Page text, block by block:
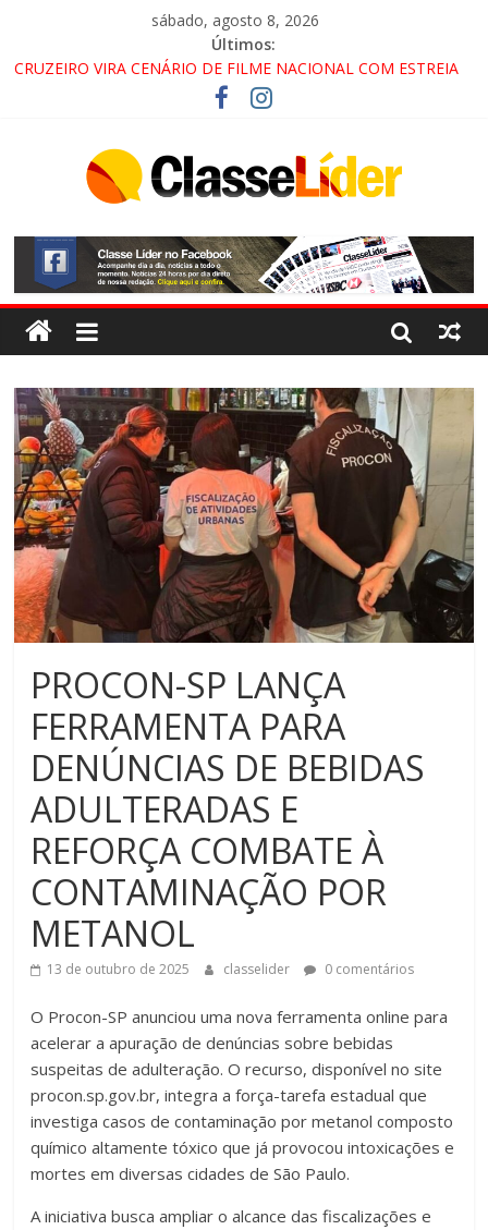
sábado, agosto 8, 2026
Últimos:
CRUZEIRO VIRA CENÁRIO DE FILME NACIONAL COM ESTREIA
PROMOTOR DO GAECO
ACESSO À APARECIDA NA DUTRA SERÁ BLOQUEADO NO FIM
ALTERNATIVAS
LORENA, PINDAMONHANGABA E QUELUZ NA RETA FINAL
PELA FÁBRICA DA COCA-COLA!
PROCON-SP LANÇA
FERRAMENTA PARA
DENÚNCIAS DE BEBIDAS
ADULTERADAS E
REFORÇA COMBATE À
CONTAMINAÇÃO POR
METANOL
13 de outubro de 2025 classelider 0 comentários
O Procon-SP anunciou uma nova ferramenta online para
acelerar a apuração de denúncias sobre bebidas
suspeitas de adulteração. O recurso, disponível no site
procon.sp.gov.br, integra a força-tarefa estadual que
investiga casos de contaminação por metanol composto
químico altamente tóxico que já provocou intoxicações e
mortes em diversas cidades de São Paulo.
A iniciativa busca ampliar o alcance das fiscalizações e